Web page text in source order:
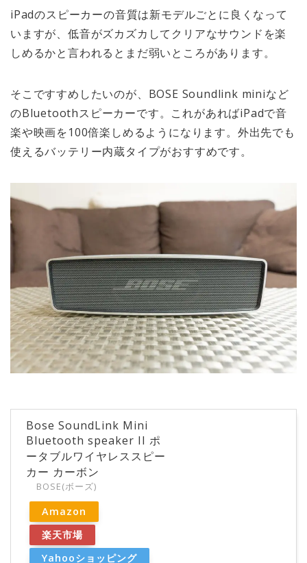
iPadのスピーカーの音質は新モデルごとに良くなって
いますが、低音がズカズカしてクリアなサウンドを楽
しめるかと言われるとまだ弱いところがあります。
そこですすめしたいのが、BOSE Soundlink miniなど
のBluetoothスピーカーです。これがあればiPadで音
楽や映画を100倍楽しめるようになります。外出先でも
使えるバッテリー内蔵タイプがおすすめです。
Bose SoundLink Mini
Bluetooth speaker II ポ
ータブルワイヤレススピー
カー カーボン
BOSE(ボーズ)
Amazon
楽天市場
Yahooショッピング